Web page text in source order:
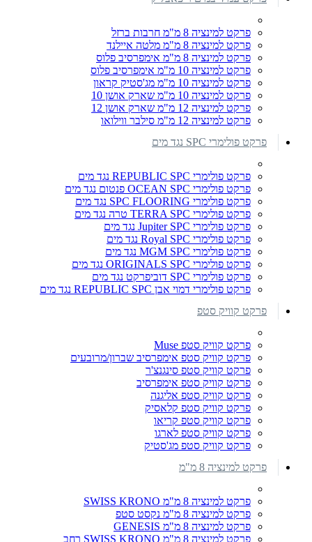
פרקט למינציה 8 מ"מ חרבות ברזל
פרקט למינציה 8 מ"מ מלטה איילנד
פרקט למינציה 8 מ"מ אימפרסיב פלוס
פרקט למינציה 10 מ"מ אימפרסיב פלוס
פרקט למינציה 10 מ"מ מג'סטיק קראון
פרקט למינציה 10 מ"מ שארק אושן 10
פרקט למינציה 12 מ"מ שארק אושן 12
פרקט למינציה 12 מ"מ סילבר ווילואו
פרקט פולימרי SPC נגד מים
פרקט פולימרי REPUBLIC SPC נגד מים
פרקט פולימרי OCEAN SPC פנטום נגד מים
פרקט פולימרי SPC FLOORING נגד מים
פרקט פולימרי TERRA SPC טרה נגד מים
פרקט פולימרי Jupiter SPC נגד מים
פרקט פולימרי Royal SPC נגד מים
פרקט פולימרי MGM SPC נגד מים
פרקט פולימרי ORIGINALS SPC נגד מים
פרקט פולימרי SPC דוביפרקט נגד מים
פרקט פולימרי דמוי אבן REPUBLIC SPC נגד מים
פרקט קוויק סטפ
פרקט קוויק סטפ Muse
פרקט קוויק סטפ אימפרסיב שברון/מרובעים
פרקט קוויק סטפ סינגנצ'ר
פרקט קוויק סטפ אימפרסיב
פרקט קוויק סטפ אליגנה
פרקט קוויק סטפ קלאסיק
פרקט קוויק סטפ קריאו
פרקט קוויק סטפ לארגו
פרקט קוויק סטפ מג'סטיק
פרקט למינציה 8 מ"מ
פרקט למינציה 8 מ"מ SWISS KRONO
פרקט למינציה 8 מ"מ נקסט סטפ
פרקט למינציה 8 מ"מ GENESIS
פרקט למינציה 8 מ"מ SWISS KRONO רחב